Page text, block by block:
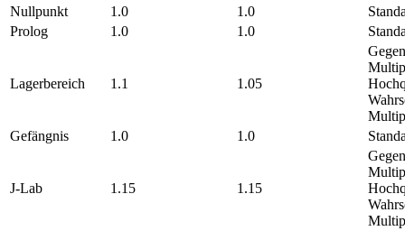
Nullpunkt
1.0 1.0
Prolog
1.0 1.0
Lagerbereich 1.1 1.05
Gefängnis
1.0 1.0
J-Lab 1.15 1.15